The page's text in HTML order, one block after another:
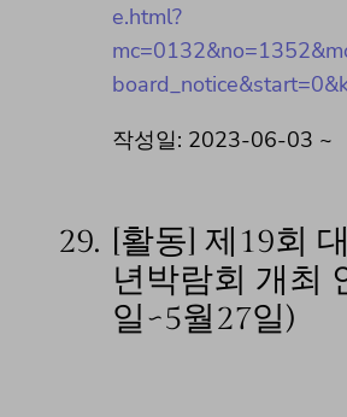
e.html?
작성일: 2023-06-03 ~
29.
[활동] 제19회
년박람회 개최
일~5월27일)